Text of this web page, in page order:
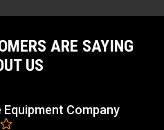
ARE SAYING
US
Company